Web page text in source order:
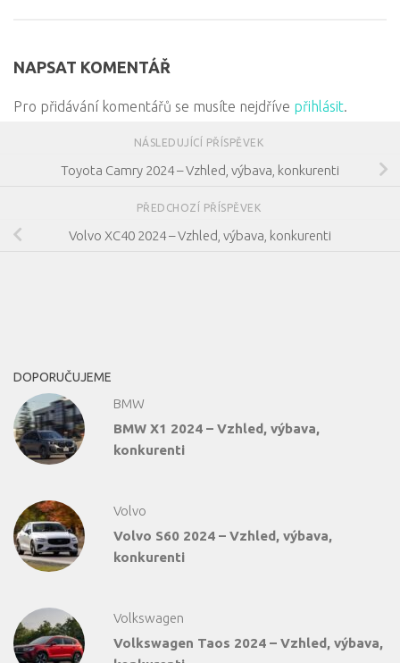
NAPSAT KOMENTÁŘ
Pro přidávání komentářů se musíte nejdříve přihlásit.
NÁSLEDUJÍCÍ PŘÍSPĚVEK
Toyota Camry 2024 – Vzhled, výbava, konkurenti
PŘEDCHOZÍ PŘÍSPĚVEK
Volvo XC40 2024 – Vzhled, výbava, konkurenti
DOPORUČUJEME
BMW
BMW X1 2024 – Vzhled, výbava,
konkurenti
Volvo
Volvo S60 2024 – Vzhled, výbava,
konkurenti
Volkswagen
Volkswagen Taos 2024 – Vzhled, výbava,